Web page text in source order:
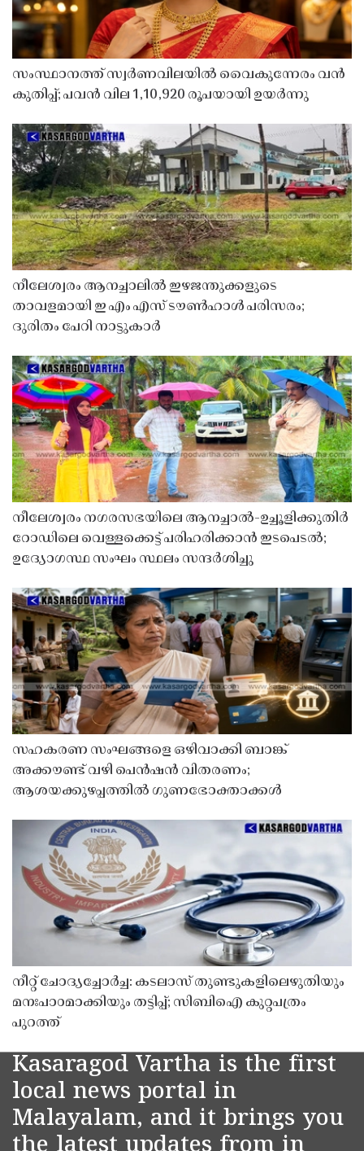
സംസ്ഥാനത്ത് സ്വർണവിലയിൽ വൈകുന്നേരം വൻ
കുതിപ്പ്; പവൻ വില 1,10,920 രൂപയായി ഉയർന്നു
നീലേശ്വരം ആനച്ചാലിൽ ഇഴജന്തുക്കളുടെ
താവളമായി ഇ എം എസ് ടൗൺഹാൾ പരിസരം;
ദുരിതം പേറി നാട്ടുകാർ
നീലേശ്വരം നഗരസഭയിലെ ആനച്ചാൽ-ഉച്ചൂളിക്കുതിർ
റോഡിലെ വെള്ളക്കെട്ട് പരിഹരിക്കാൻ ഇടപെടൽ;
ഉദ്യോഗസ്ഥ സംഘം സ്ഥലം സന്ദർശിച്ചു
സഹകരണ സംഘങ്ങളെ ഒഴിവാക്കി ബാങ്ക്
അക്കൗണ്ട് വഴി പെൻഷൻ വിതരണം;
ആശയക്കുഴപ്പത്തിൽ ഗുണഭോക്താക്കൾ
നീറ്റ് ചോദ്യച്ചോർച്ച: കടലാസ് തുണ്ടുകളിലെഴുതിയും
മനഃപാഠമാക്കിയും തട്ടിപ്പ്; സിബിഐ കുറ്റപത്രം
പുറത്ത്
Kasaragod Vartha is the first
local news portal in
Malayalam, and it brings you